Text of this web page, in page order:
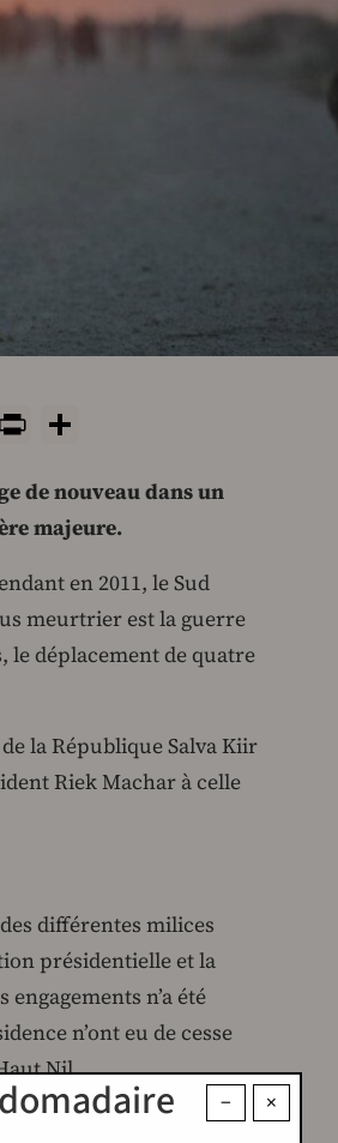
PrintPrintFriendly
de nouveau dans un
majeure.
en 2011, le Sud
meurtrier est la guerre
le déplacement de quatre
la République Salva Kiir
Riek Machar à celle
différentes milices
présidentielle et la
n’a été
n’ont eu de cesse
Nil.
la base militaire de
×
−